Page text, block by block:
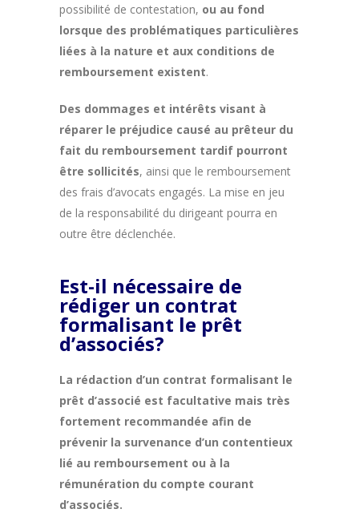
possibilité de contestation, ou au fond
lorsque des problématiques particulières
liées à la nature et aux conditions de
remboursement existent.
Des dommages et intérêts visant à
réparer le préjudice causé au prêteur du
fait du remboursement tardif pourront
être sollicités, ainsi que le remboursement
des frais d’avocats engagés. La mise en jeu
de la responsabilité du dirigeant pourra en
outre être déclenchée.
Est-il nécessaire de
rédiger un contrat
formalisant le prêt
d’associés?
La rédaction d’un contrat formalisant le
prêt d’associé est facultative mais très
fortement recommandée afin de
prévenir la survenance d’un contentieux
lié au remboursement ou à la
rémunération du compte courant
d’associés.